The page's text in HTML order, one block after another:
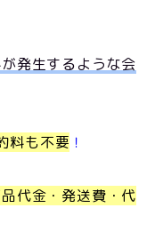
発生するような会
料も不要 ！
代金・発送費・代